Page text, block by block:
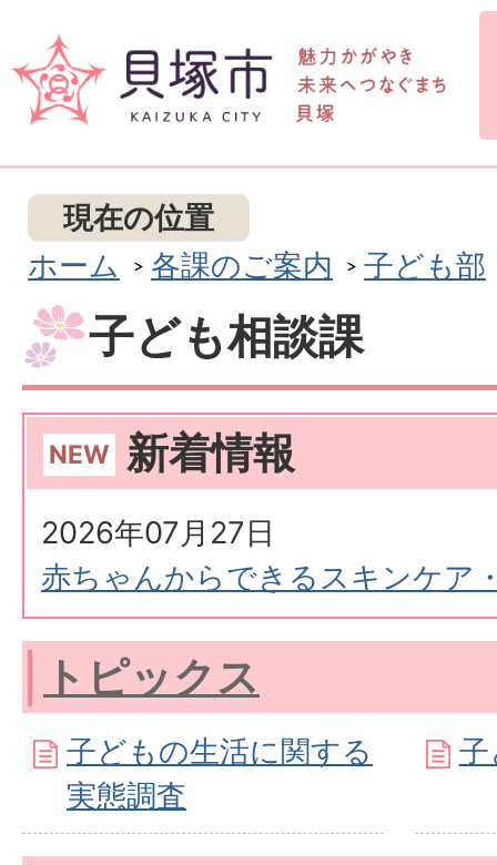
現在の位置
ホーム
各課のご案内 子ども部
子ども相談課
新着情報
2026年07月27日
赤ちゃんからできるスキンケア
トピックス
子どもの生活に関する
実態調査
子